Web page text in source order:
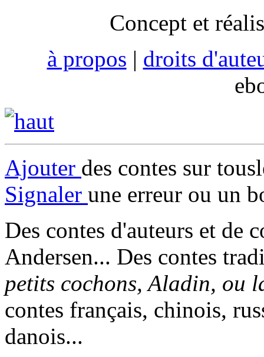
Concept et
à propos | droits
Ajouter des contes sur
Signaler une erreur ou un
Des contes d'auteurs et de
Andersen... Des contes
petits cochons, Aladin, ou
contes français, chinois,
danois...